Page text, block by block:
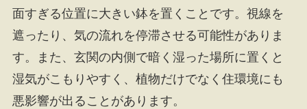
面すぎる位置に大きい鉢を置くことです。視線を
遮ったり、気の流れを停滞させる可能性がありま
す。また、玄関の内側で暗く湿った場所に置くと
湿気がこもりやすく、植物だけでなく住環境にも
悪影響が出ることがあります。